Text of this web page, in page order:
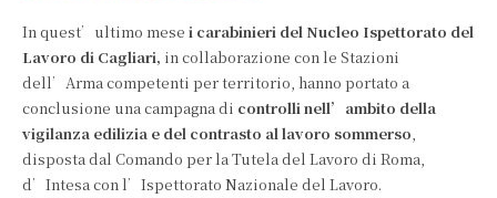
In quest’ultimo mese i carabinieri del Nucleo Ispettorato del
Lavoro di Cagliari, in collaborazione con le Stazioni
dell’Arma competenti per territorio, hanno portato a
conclusione una campagna di controlli nell’ambito della
vigilanza edilizia e del contrasto al lavoro sommerso,
disposta dal Comando per la Tutela del Lavoro di Roma,
d’Intesa con l’Ispettorato Nazionale del Lavoro.